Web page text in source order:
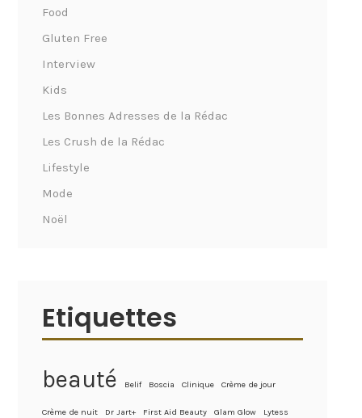
Food
Gluten Free
Interview
Kids
Les Bonnes Adresses de la Rédac
Les Crush de la Rédac
Lifestyle
Mode
Noël
Etiquettes
beauté Belif Boscia Clinique Crème de jour
Crème de nuit Dr Jart+ First Aid Beauty Glam Glow Lytess